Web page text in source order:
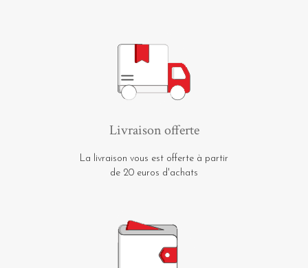
Livraison offerte
La livraison vous est offerte à partir
de 20 euros d'achats